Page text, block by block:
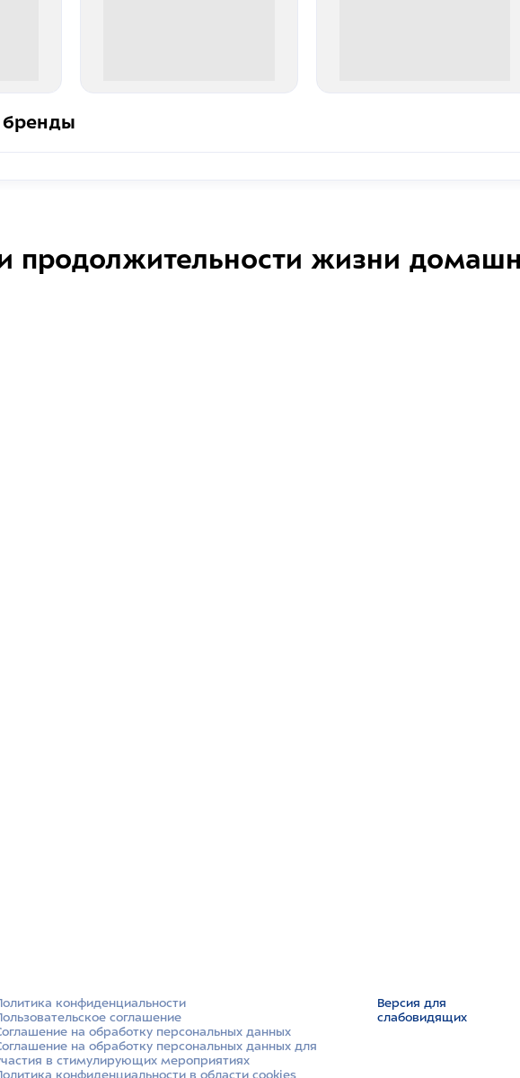
продолжительности жизни
конфиденциальности
соглашение
на обработку персональных данных
на обработку персональных данных для
в стимулирующих мероприятиях
конфиденциальности в области cookies
Версия для
слабовидящих